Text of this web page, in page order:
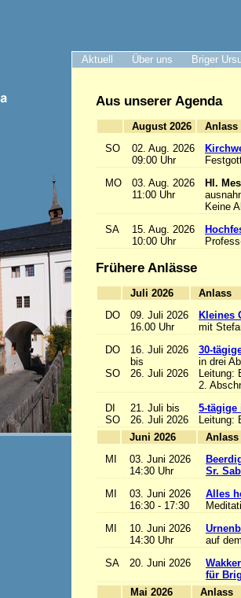
Aktuell Über uns Briger
Aus unserer Agenda
August 2026
SO
02. Aug. 2026
09:00 Uhr
MO
03. Aug. 2026
11:00 Uhr
Hl.
Keine
SA
15. Aug. 2026
10:00 Uhr
Frühere Anlässe
Juli 2026
DO
09. Juli 2026
16.00 Uhr
Kleines
mit
DO
SO
16. Juli 2026
bis
26. Juli 2026
30-
in drei
Leitung:
2.
DI
SO
21. Juli bis
26. Juli 2026
5-
Leitung:
Juni 2026
MI
03. Juni 2026
14:30 Uhr
Sr.
MI
03. Juni 2026
16:30 - 17:30
Alles
MI
10. Juni 2026
14:30 Uhr
auf
SA
20. Juni 2026
für
Mai 2026